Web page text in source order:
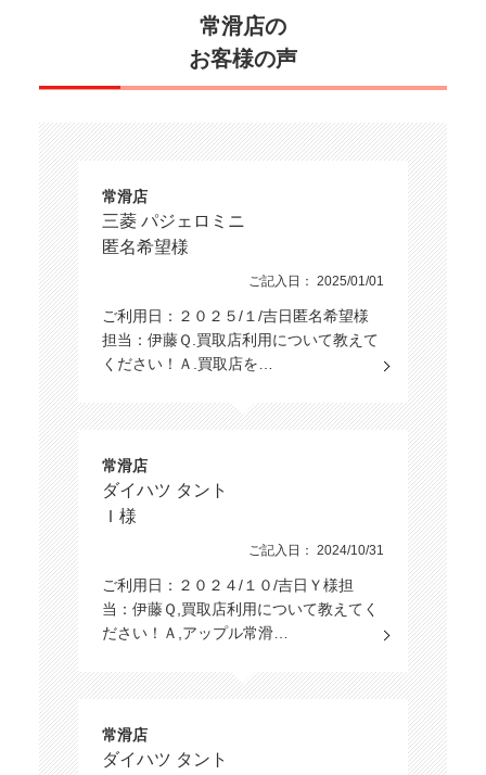
常滑店の
お客様の声
常滑店
三菱 パジェロミニ
匿名希望様
ご記入日： 2025/01/01
ご利用日：２０２５/１/吉日匿名希望様
担当：伊藤Ｑ.買取店利用について教えて
ください！Ａ.買取店を…
常滑店
ダイハツ タント
Ｉ様
ご記入日： 2024/10/31
ご利用日：２０２４/１０/吉日Ｙ様担
当：伊藤Ｑ,買取店利用について教えてく
ださい！Ａ,アップル常滑…
常滑店
ダイハツ タント